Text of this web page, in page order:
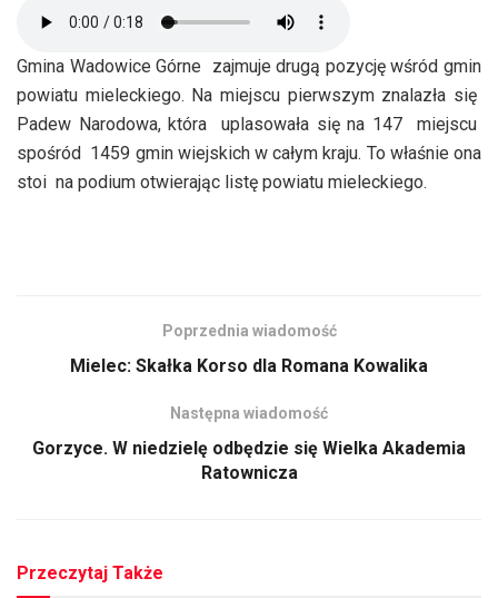
Gmina Wadowice Górne zajmuje drugą pozycję wśród gmin
powiatu mieleckiego. Na miejscu pierwszym znalazła się
Padew Narodowa, która uplasowała się na 147 miejscu
spośród 1459 gmin wiejskich w całym kraju. To właśnie ona
stoi na podium otwierając listę powiatu mieleckiego.
Poprzednia wiadomość
Mielec: Skałka Korso dla Romana Kowalika
Następna wiadomość
Gorzyce. W niedzielę odbędzie się Wielka Akademia
Ratownicza
Przeczytaj Także